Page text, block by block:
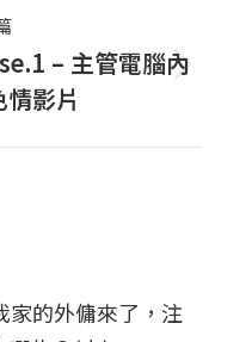
– 主管電腦內
影片
家的外傭來了，注